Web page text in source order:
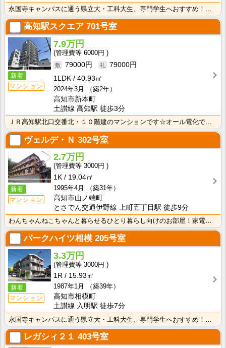
高知駅スクエア 701号室
新着
マンション
7.9万円
6000円
79000円
79000円
1LDK
40.93㎡
2024年3月
（築2年）
高知市新本町
土讃線 高知駅 徒歩3分
ヴェルデ・Ｎ 302号室
新着
マンション
2.7万円
3000円
1K
19.04㎡
1995年4月
（築31年）
高知市山ノ端町
とさでん交通伊野線 上町五丁目駅 徒歩9分
パークハイツ相模 205号室
新着
マンション
3.3万円
3000円
1R
15.93㎡
1987年1月
（築39年）
高知市相模町
土讃線 入明駅 徒歩7分
レガシィ２１ 403号室